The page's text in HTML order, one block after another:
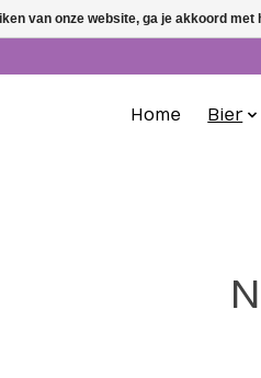
Home Bier
van onze website, ga je akkoord